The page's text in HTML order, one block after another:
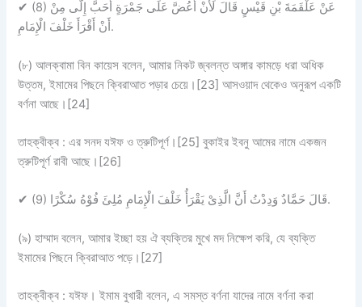
✔ (8) عَنْ عَلْقَمَةَ بْنِ قَيْسٍ قَالَ لَأَنْ أَعُضَّ عَلَى جَمْرَةٍ أَحَبَّ إِلَّى مِنْ
أَنْ أَقْرَأَ خَلْفَ الْإِمَامِ.
(৮) আলক্বামা বিন কায়েস বলেন, আমার নিকট জ্বলন্ত অঙ্গার কামড়ে ধরা অধিক
উত্তম, ইমামের পিছনে ক্বিরাআত পড়ার চেয়ে।[23] আসওয়াদ থেকেও অনুরূপ একটি
বর্ণনা আছে।[24]
তাহক্বীক্ব :এর সনদযঈফ ও ত্রুটিপূর্ণ।[25] বুকাইর ইবনু আমের নামে একজন
ত্রুটিপূর্ণ রাবী আছে।[26]
✔ (9) قَالَ حَمَّادٌ وَدِدْتُ أَنَّ الَّذِىْ يَقْرَأُ خَلْفَ الْإِمَامِ مُلِئَ فُوْهُ سُكْرًا.
(৯) হাম্মাদ বলেন, আমার ইচ্ছা হয় ঐ ব্যক্তির মুখে মদ নিক্ষেপ করি, যে ব্যক্তি
ইমামের পিছনে ক্বিরাআত পড়ে।[27]
তাহক্বীক্ব : যঈফ । ইমাম বুখারী বলেন, এ সমস্ত বর্ণনা যাদের নামে বর্ণনা করা